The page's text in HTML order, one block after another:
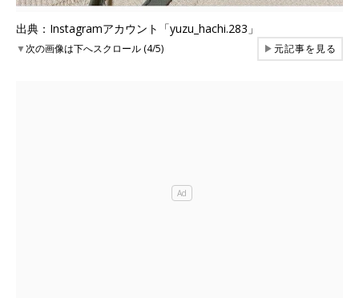
出典：Instagramアカウント「yuzu_hachi.283」
▼次の画像は下へスクロール (4/5) ▶元記事を見る